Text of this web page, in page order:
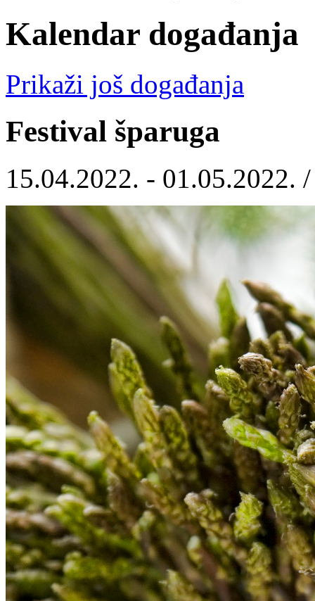
Kalendar događanja
Prikaži još događanja
Festival šparuga
15.04.2022. - 01.05.2022.